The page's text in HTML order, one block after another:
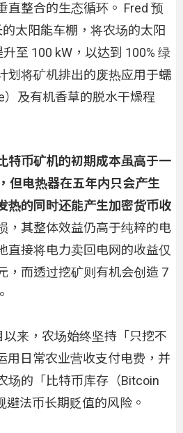
直整合的生态循环。 Fred 预
太阳能车棚，将农场的太阳
至 100 kW，以达到 100% 绿
划将矿机排出的废热应用于蠕
及有机香草的脱水干燥程
特币矿机的初期成本虽高于一
但电热器在五年内只会产生
热的同时还能产生加密货币收
，其整体效益仍高于纯粹的电
直接将电力卖回电网的收益仅
，而透过挖矿则有机会创造 7
以来，农场始终坚持「只挖不
用日常农业营收支付电费，并
场的「比特币库存（Bitcoin
避法币长期贬值的风险。